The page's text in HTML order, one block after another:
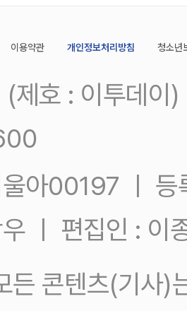
이용약관 개인정보처리방침 청소년
(제호 : 이투데
울아00197 ㅣ
ㅣ 편집인 : 이
든 콘텐츠(기사)